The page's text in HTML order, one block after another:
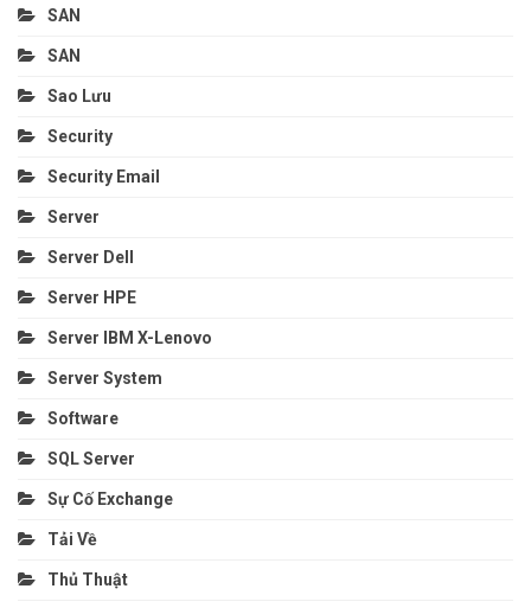
SAN
SAN
Sao Lưu
Security
Security Email
Server
Server Dell
Server HPE
Server IBM X-Lenovo
Server System
Software
SQL Server
Sự Cố Exchange
Tải Về
Thủ Thuật